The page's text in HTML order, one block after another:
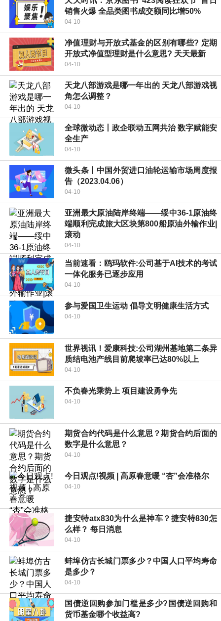
销售火爆 全品类图书成交额同比增50%
04-10
净值理财与开放式基金的区别有哪些? 定期
开放式净值型理财是什么意思? 天天最新
04-10
天龙八部游戏是哪一年出的 天龙八部游戏视
角怎么调整？
04-10
全球微动态丨政企联动五网共治 数字赋能安
全生产
04-10
微头条丨中国外贸进口油轮运输市场周度报
告（2023.04.06）
04-10
亚洲最大原油陆岸终端——绥中36-1原油终
端顺利完成旅大区块第800船原油外输作业|
滚动
04-10
当前速看：鸥玛软件:公司基于AI技术的考试
一体化服务已逐步应用
04-10
参与爱国卫生运动 倡导文明健康生活方式
04-10
世界视讯！爱康科技:公司湖州基地第二条异
质结电池产线目前爬坡率已达80%以上
04-10
不负春光乘势上 项目建设勇争先
04-10
期货合约代码是什么意思？期货合约后面的
数字是什么意思？
04-10
今日观点!视频 | 高原春意暖 “杏”会准格尔
04-10
捷安特atx830为什么是神车？捷安特830怎
么样？ 每日消息
04-10
蚌埠仿古长城门票多少？中国人口平均寿命
是多少？
04-10
国债逆回购参加门槛是多少?国债逆回购和
货币基金哪个收益高?